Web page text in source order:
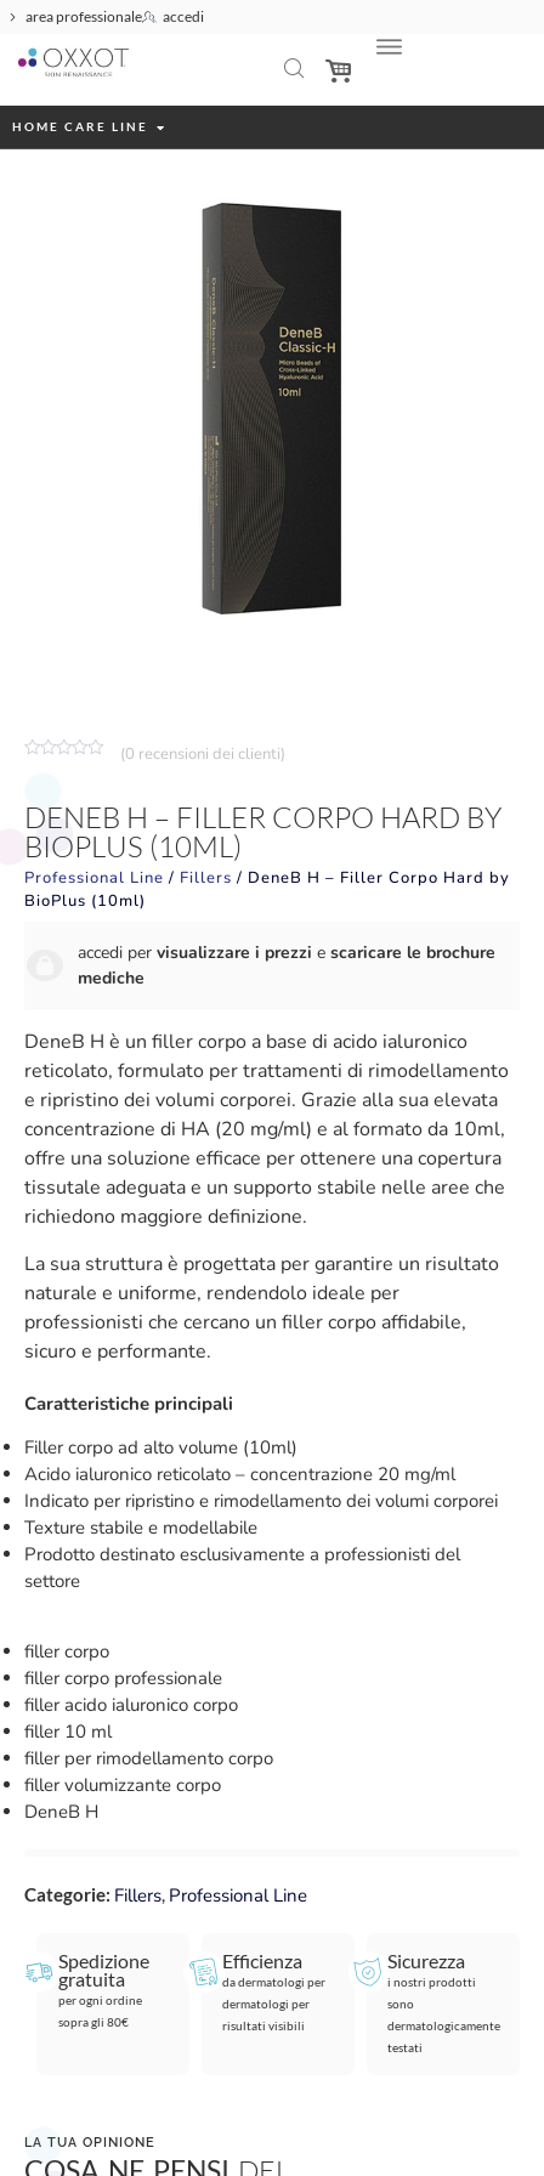
area professionale accedi
HOME CARE LINE
5
(0 recensioni dei clienti)
DENEB H – FILLER CORPO HARD BY
BIOPLUS (10ML)
Professional Line / Fillers / DeneB H – Filler Corpo Hard by
BioPlus (10ml)
accedi per visualizzare i prezzi e scaricare le brochure
mediche
DeneB H è un filler corpo a base di acido ialuronico
reticolato, formulato per trattamenti di rimodellamento
e ripristino dei volumi corporei. Grazie alla sua elevata
concentrazione di HA (20 mg/ml) e al formato da 10ml,
offre una soluzione efficace per ottenere una copertura
tissutale adeguata e un supporto stabile nelle aree che
richiedono maggiore definizione.
La sua struttura è progettata per garantire un risultato
naturale e uniforme, rendendolo ideale per
professionisti che cercano un filler corpo affidabile,
sicuro e performante.
Caratteristiche principali
Filler corpo ad alto volume (10ml)
Acido ialuronico reticolato – concentrazione 20 mg/ml
Indicato per ripristino e rimodellamento dei volumi corporei
Texture stabile e modellabile
Prodotto destinato esclusivamente a professionisti del
settore
filler corpo
filler corpo professionale
filler acido ialuronico corpo
filler 10 ml
filler per rimodellamento corpo
filler volumizzante corpo
DeneB H
Categorie: Fillers, Professional Line
Spedizione
gratuita
per ogni ordine
sopra gli 80€
Efficienza
da dermatologi per
dermatologi per
risultati visibili
Sicurezza
i nostri prodotti
sono
dermatologicamente
testati
LA TUA OPINIONE